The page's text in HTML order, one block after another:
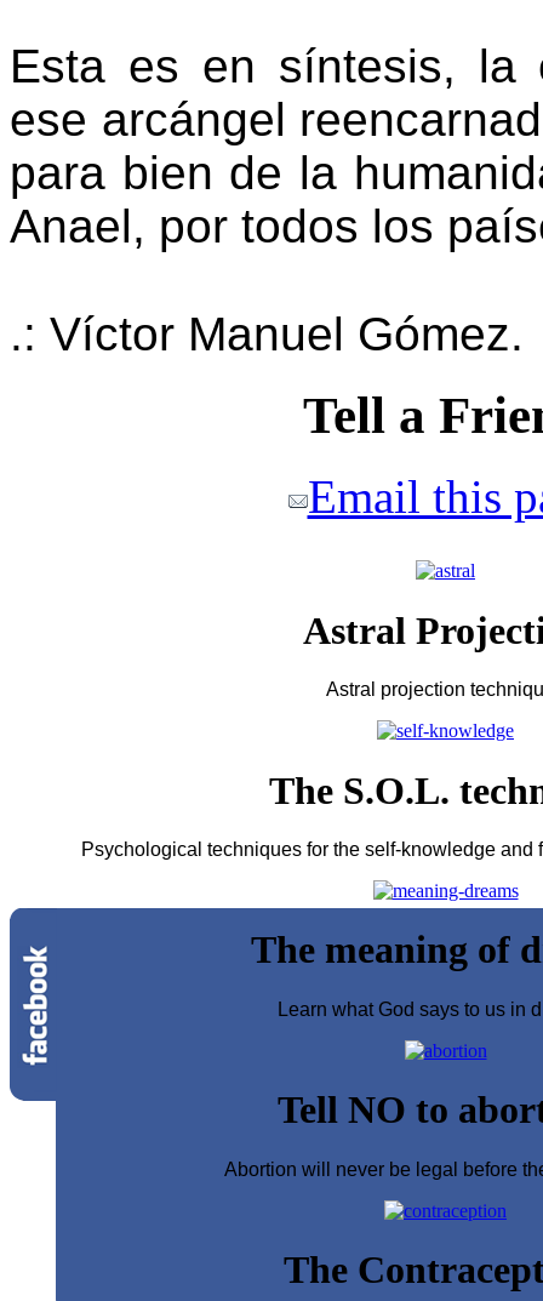
Esta es en síntesis, la
ese arcángel
para bien de la
Anael, por todos los
.: Víctor Manuel Gómez.
Tell a
Email this
Astral
Astral projection
The S.O.L.
Psychological techniques for the self-knowledge and
The meaning of
Learn what God says to us in
Tell NO to
Abortion will never be legal before
The